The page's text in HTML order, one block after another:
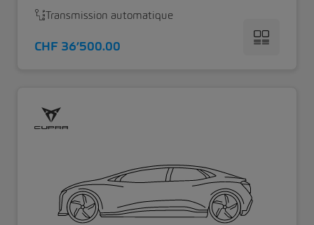
Transmission automatique
CHF 36’500.00